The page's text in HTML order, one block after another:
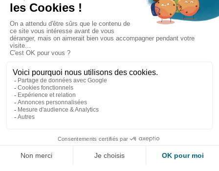
votre audition
Trouvez
votre centre
Témoignages
Pour les pros
Le réseau Audilab
Notre histoire – Nos valeurs
Le choix de la qualité
Le Comité Scientifique Audilab
Nos partenaires
On parle de nous